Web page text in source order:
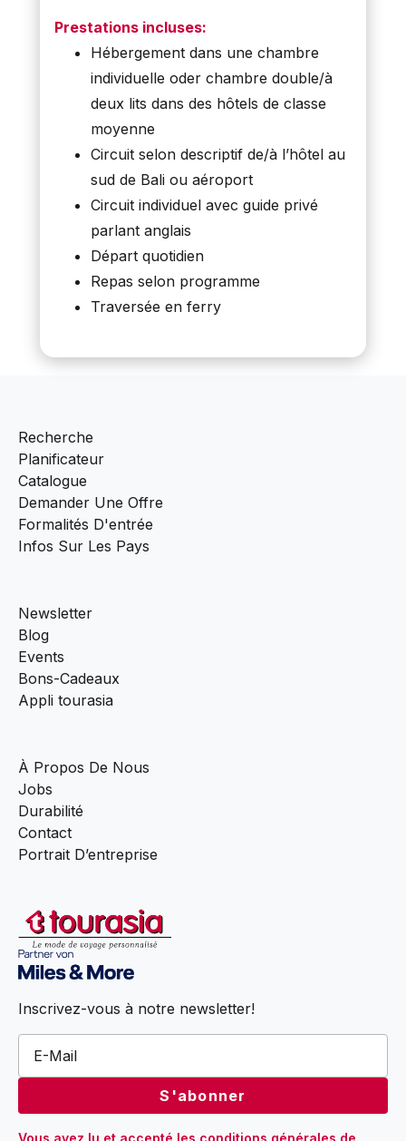
Prestations incluses:
Hébergement dans une chambre
individuelle oder chambre double/à
deux lits dans des hôtels de classe
moyenne
Circuit selon descriptif de/à l’hôtel au
sud de Bali ou aéroport
Circuit individuel avec guide privé
parlant anglais
Départ quotidien
Repas selon programme
Traversée en ferry
Recherche
Planificateur
Catalogue
Demander Une Offre
Formalités D'entrée
Infos Sur Les Pays
Newsletter
Blog
Events
Bons-Cadeaux
Appli tourasia
À Propos De Nous
Jobs
Durabilité
Contact
Portrait D’entreprise
Inscrivez-vous à notre newsletter!